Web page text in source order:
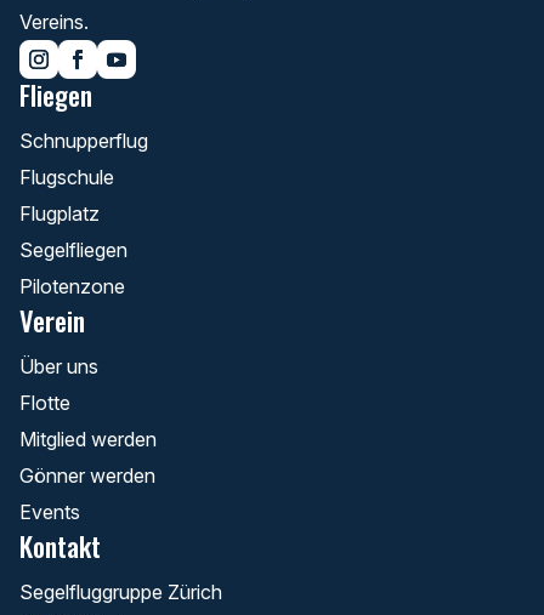
Vereins.
Fliegen
Schnupperflug
Flugschule
Flugplatz
Segelfliegen
Pilotenzone
Verein
Über uns
Flotte
Mitglied werden
Gönner werden
Events
Kontakt
Segelfluggruppe Zürich